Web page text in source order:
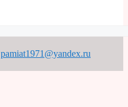
pamiat1971@yandex.ru